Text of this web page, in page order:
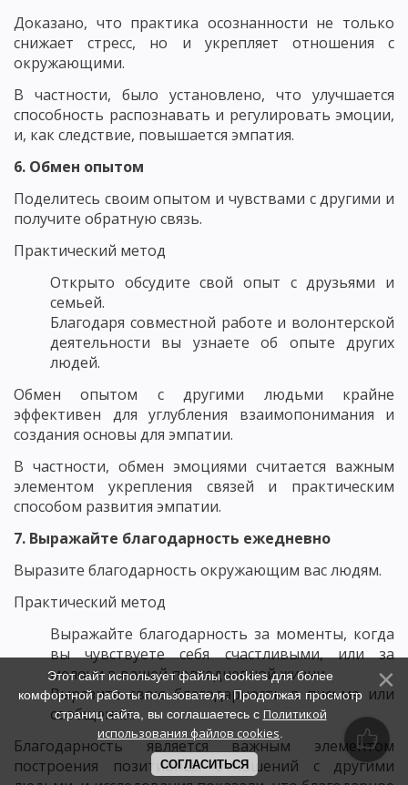
Доказано, что практика осознанности не только
снижает стресс, но и укрепляет отношения с
окружающими.
В частности, было установлено, что улучшается
способность распознавать и регулировать эмоции,
и, как следствие, повышается эмпатия.
6. Обмен опытом
Поделитесь своим опытом и чувствами с другими и
получите обратную связь.
Практический метод
Открыто обсудите свой опыт с друзьями и
семьей.
Благодаря совместной работе и волонтерской
деятельности вы узнаете об опыте других
людей.
Обмен опытом с другими людьми крайне
эффективен для углубления взаимопонимания и
создания основы для эмпатии.
В частности, обмен эмоциями считается важным
элементом укрепления связей и практическим
способом развития эмпатии.
7. Выражайте благодарность ежедневно
Выразите благодарность окружающим вас людям.
Практический метод
Выражайте благодарность за моменты, когда
вы чувствуете себя счастливыми, или за
мелочи в вашей повседневной жизни.
Выразите свою благодарность в письме или
сообщении.
Благодарность является важным элементом
построения позитивных отношений с другими
Этот сайт использует файлы cookies для более
комфортной работы пользователя. Продолжая просмотр
страниц сайта, вы соглашаетесь с Политикой
использования файлов cookies
СОГЛАСИТЬСЯ